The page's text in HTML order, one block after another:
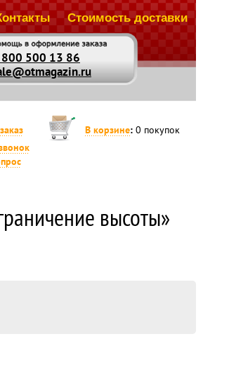
500 13 86
Стоимость доставки
В корзине: 0 покупок
высоты»